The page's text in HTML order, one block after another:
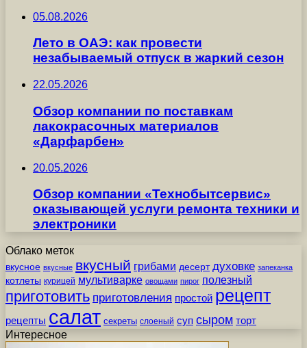
05.08.2026
Лето в ОАЭ: как провести
незабываемый отпуск в жаркий сезон
22.05.2026
Обзор компании по поставкам
лакокрасочных материалов
«Дарфарбен»
20.05.2026
Обзор компании «Технобытсервис»
оказывающей услуги ремонта техники и
электроники
Облако меток
вкусное вкусные вкусный грибами десерт духовке запеканка
котлеты курицей мультиварке овощами пирог полезный
приготовить приготовления простой рецепт
рецепты салат секреты слоеный суп сыром торт
Интересное